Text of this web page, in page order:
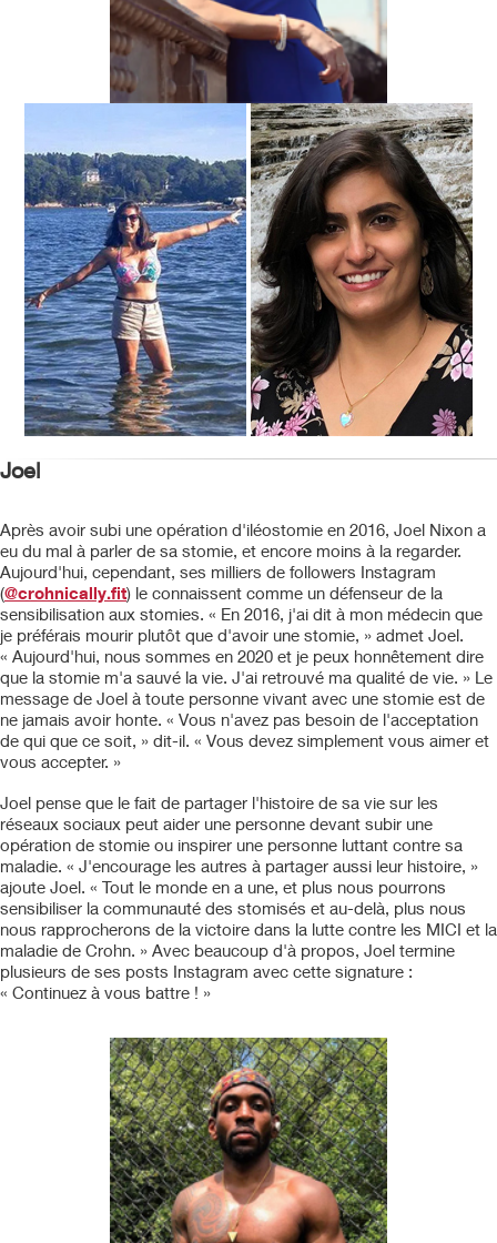
Joel
Après avoir subi une opération d'iléostomie en 2016, Joel Nixon a
eu du mal à parler de sa stomie, et encore moins à la regarder.
Aujourd'hui, cependant, ses milliers de followers Instagram
(@crohnically.fit) le connaissent comme un défenseur de la
sensibilisation aux stomies. « En 2016, j'ai dit à mon médecin que
je préférais mourir plutôt que d'avoir une stomie, » admet Joel.
« Aujourd'hui, nous sommes en 2020 et je peux honnêtement dire
que la stomie m'a sauvé la vie. J'ai retrouvé ma qualité de vie. » Le
message de Joel à toute personne vivant avec une stomie est de
ne jamais avoir honte. « Vous n'avez pas besoin de l'acceptation
de qui que ce soit, » dit-il. « Vous devez simplement vous aimer et
vous accepter. »
Joel pense que le fait de partager l'histoire de sa vie sur les
réseaux sociaux peut aider une personne devant subir une
opération de stomie ou inspirer une personne luttant contre sa
maladie. « J'encourage les autres à partager aussi leur histoire, »
ajoute Joel. « Tout le monde en a une, et plus nous pourrons
sensibiliser la communauté des stomisés et au-delà, plus nous
nous rapprocherons de la victoire dans la lutte contre les MICI et la
maladie de Crohn. » Avec beaucoup d'à propos, Joel termine
plusieurs de ses posts Instagram avec cette signature :
« Continuez à vous battre ! »